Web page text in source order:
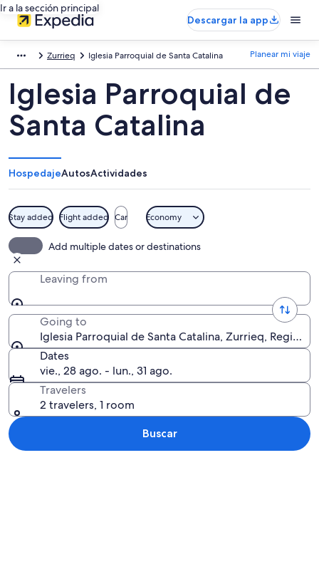
Ir a la sección principal
Descargar la app
Zurrieq Iglesia Parroquial de Santa Catalina Planear mi viaje
Iglesia Parroquial de
Santa Catalina
HospedajeAutosActividades
Stay added Flight added Car Economy
Add multiple dates or destinations
Leaving from
Going to
Iglesia Parroquial de Santa Catalina, Zurrieq, Región
Dates
vie., 28 ago. - lun., 31 ago.
Travelers
2 travelers, 1 room
Buscar